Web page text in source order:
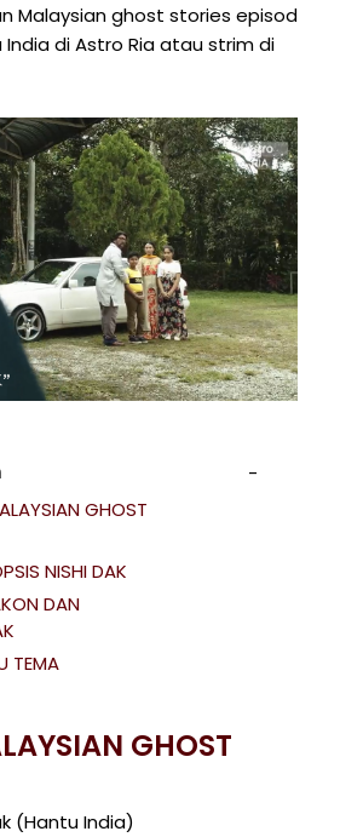
Malaysian ghost stories episod
India di Astro Ria atau strim di
GHOST
NISHI DAK
DAN
TEMA
GHOST
(Hantu India)